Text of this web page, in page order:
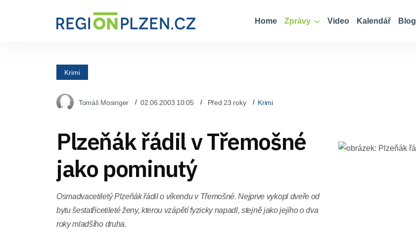
Home Zprávy Video Kalendář Blog
Krimi
Tomáš Mosinger 02.06.2003 10:05 Před 23 roky Krimi
Plzeňák řádil v Třemošné
jako pominutý
Osmadvacetiletý Plzeňák řádil o víkendu v Třemošné. Nejprve vykopl dveře od
bytu šestatřicetileté ženy, kterou vzápětí fyzicky napadl, stejně jako jejího o dva
roky mladšího druha.